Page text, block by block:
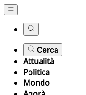
Cerca
Attualità
Politica
Mondo